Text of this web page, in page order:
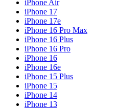
iPhone Air
iPhone 17
iPhone 17e
iPhone 16 Pro Max
iPhone 16 Plus
iPhone 16 Pro
iPhone 16
iPhone 16e
iPhone 15 Plus
iPhone 15
iPhone 14
iPhone 13